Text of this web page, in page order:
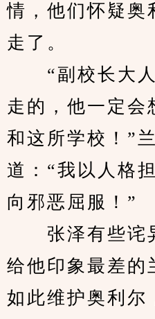
情，他们怀疑奥
走了。
“副校长大人
走的，他一定会
和这所学校！”
道：“我以人格
向邪恶屈服！”
张泽有些诧异
给他印象最差的
如此维护奥利尔